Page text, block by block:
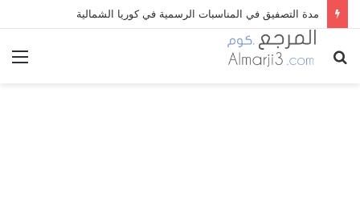
مدة التصفيق في المناسبات الرسمية في كوريا الشمالية
بحث